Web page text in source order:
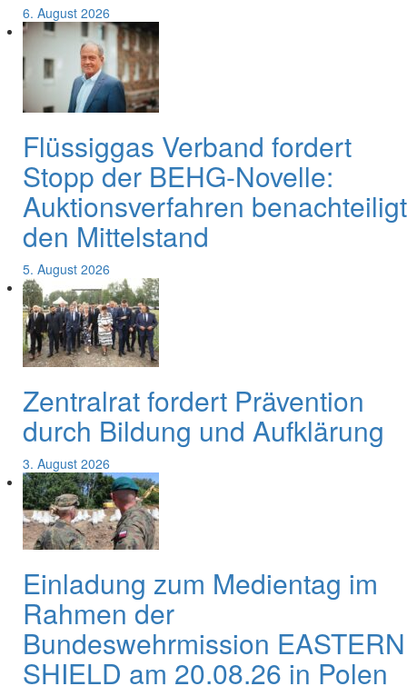
6. August 2026
Flüssiggas Verband fordert
Stopp der BEHG-Novelle:
Auktionsverfahren benachteiligt
den Mittelstand
5. August 2026
Zentralrat fordert Prävention
durch Bildung und Aufklärung
3. August 2026
Einladung zum Medientag im
Rahmen der
Bundeswehrmission EASTERN
SHIELD am 20.08.26 in Polen